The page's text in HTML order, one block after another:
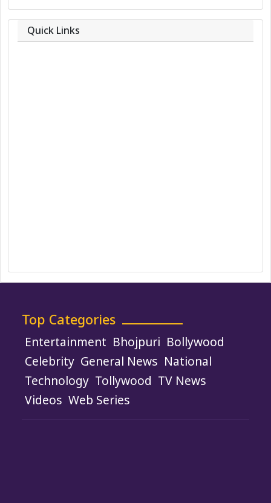
Quick Links
Top Categories
Entertainment Bhojpuri Bollywood
Celebrity General News National
Technology Tollywood TV News
Videos Web Series